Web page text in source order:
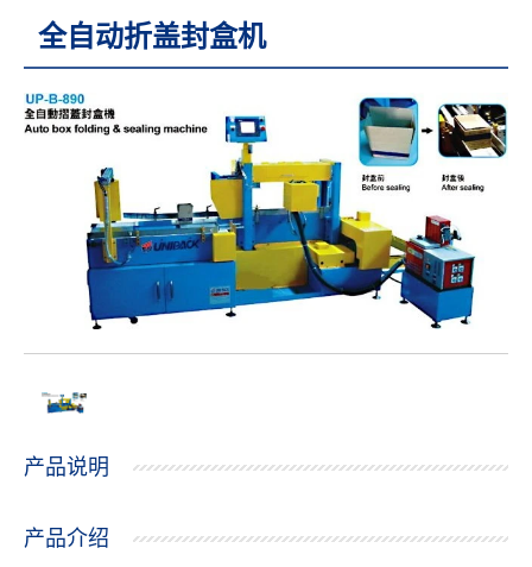
全自动折盖封盒机
产品说明
产品介绍